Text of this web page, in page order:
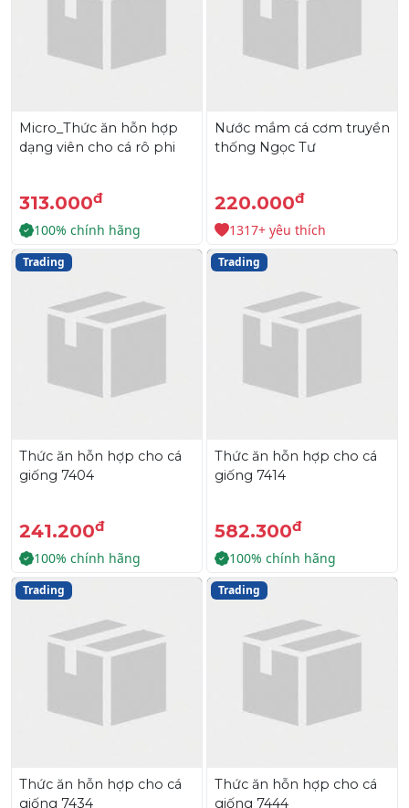
Micro_Thức ăn hỗn hợp
dạng viên cho cá rô phi
313.000đ
100% chính hãng
Nước mắm cá cơm truyền
thống Ngọc Tư
220.000đ
1317+ yêu thích
Trading
Thức ăn hỗn hợp cho cá
giống 7404
241.200đ
100% chính hãng
Trading
Thức ăn hỗn hợp cho cá
giống 7414
582.300đ
100% chính hãng
Trading
Thức ăn hỗn hợp cho cá
giống 7434
Trading
Thức ăn hỗn hợp cho cá
giống 7444